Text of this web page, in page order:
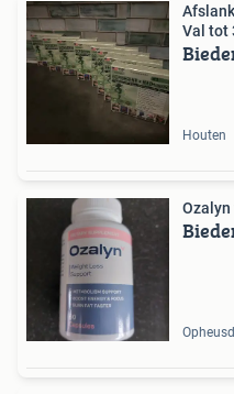
Val tot
Houten